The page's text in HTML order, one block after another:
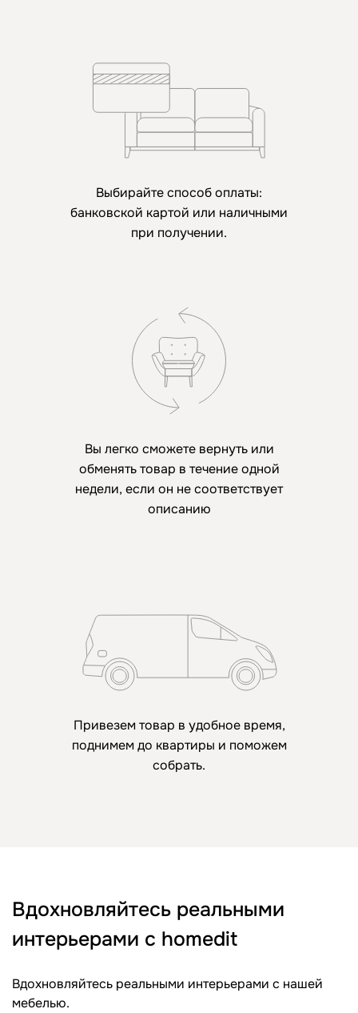
Выбирайте способ оплаты:
банковской картой или наличными
при получении.
Вы легко сможете вернуть или
обменять товар в течение одной
недели, если он не соответствует
описанию
Привезем товар в удобное время,
поднимем до квартиры и поможем
собрать.
Вдохновляйтесь реальными
интерьерами с homedit
Вдохновляйтесь реальными интерьерами с нашей
мебелью.